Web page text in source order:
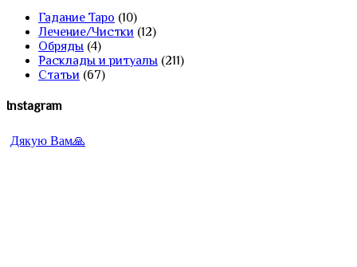
Гадание Таро (10)
Лечение/Чистки (12)
Обряды (4)
Расклады и ритуалы (211)
Статьи (67)
Instagram
Дякую Вам🙏